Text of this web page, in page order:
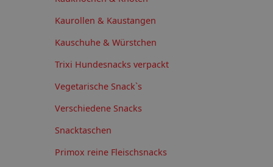
Kaurollen & Kaustangen
Kauschuhe & Würstchen
Trixi Hundesnacks verpackt
Vegetarische Snack`s
Verschiedene Snacks
Snacktaschen
Primox reine Fleischsnacks